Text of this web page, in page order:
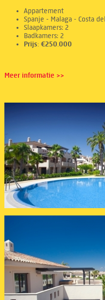
Appartement
Spanje - Malaga - Costa
Slaapkamers: 2
Badkamers: 2
Prijs: €250.000
Meer informatie >>